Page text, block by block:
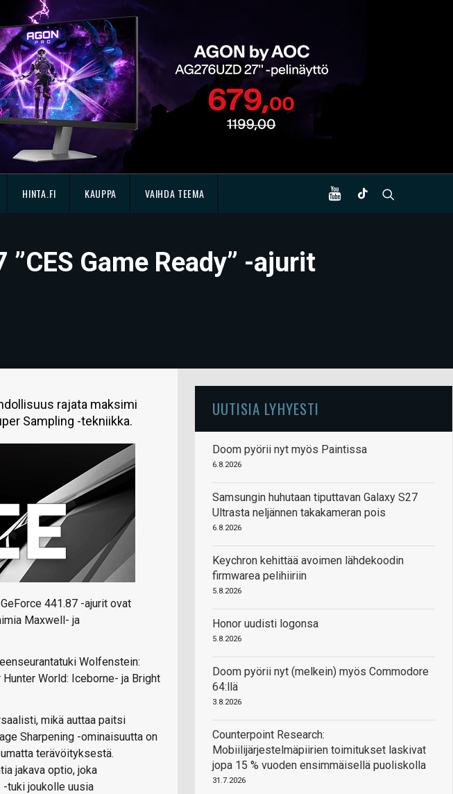
HINTA.FI KAUPPA VAIHDA TEEMA
Game Ready” -ajurit
rajata maksimi
Sampling -tekniikka.
441.87 -ajurit ovat
Maxwell- ja
Wolfenstein:
World: Iceborne- ja Bright
mikä auttaa paitsi
Sharpening -ominaisuutta on
terävöityksestä.
jakava optio, joka
tuki joukolle uusia
UUTISIA LYHYESTI
Doom pyörii nyt myös Paintissa
6.8.2026
Samsungin huhutaan tiputtavan Galaxy S27
Ultrasta neljännen takakameran pois
6.8.2026
Keychron kehittää avoimen lähdekoodin
firmwarea pelihiiriin
5.8.2026
Honor uudisti logonsa
5.8.2026
Doom pyörii nyt (melkein) myös Commodore
64:llä
3.8.2026
Counterpoint Research:
Mobiilijärjestelmäpiirien toimitukset laskivat
jopa 15 % vuoden ensimmäisellä puoliskolla
31.7.2026